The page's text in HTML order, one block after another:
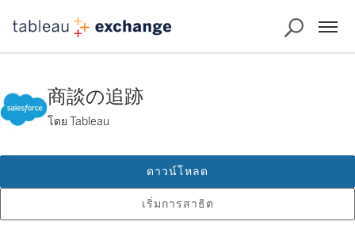
商談の追跡
โดย Tableau
เริ่มการสาธิต
ดาวน์โหลด